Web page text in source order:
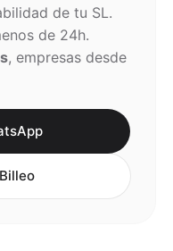
de tu SL.
de 24h.
, empresas desde